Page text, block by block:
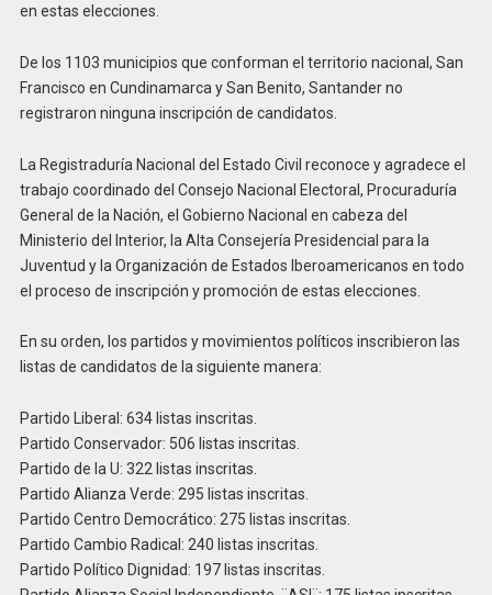
en estas elecciones.
De los 1103 municipios que conforman el territorio nacional, San
Francisco en Cundinamarca y San Benito, Santander no
registraron ninguna inscripción de candidatos.
La Registraduría Nacional del Estado Civil reconoce y agradece el
trabajo coordinado del Consejo Nacional Electoral, Procuraduría
General de la Nación, el Gobierno Nacional en cabeza del
Ministerio del Interior, la Alta Consejería Presidencial para la
Juventud y la Organización de Estados Iberoamericanos en todo
el proceso de inscripción y promoción de estas elecciones.
En su orden, los partidos y movimientos políticos inscribieron las
listas de candidatos de la siguiente manera:
Partido Liberal: 634 listas inscritas.
Partido Conservador: 506 listas inscritas.
Partido de la U: 322 listas inscritas.
Partido Alianza Verde: 295 listas inscritas.
Partido Centro Democrático: 275 listas inscritas.
Partido Cambio Radical: 240 listas inscritas.
Partido Político Dignidad: 197 listas inscritas.